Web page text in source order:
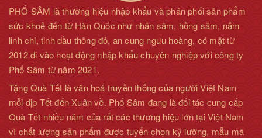
PHỐ SÂM là thương hiệu nhập khẩu và phân phối sản phẩm
sức khoẻ đến từ Hàn Quốc như nhân sâm, hồng sâm, nấm
linh chi, tinh dầu thông đỏ, an cung ngưu hoàng, có mặt từ
2012 đi vào hoạt động nhập khẩu chuyên nghiệp với công ty
Phố Sâm từ năm 2021.
Tặng Quà Tết là văn hoá truyền thống của người Việt Nam
mỗi dịp Tết đến Xuân về. Phố Sâm đang là đối tác cung cấp
Quà Tết nhiều năm của rất các thương hiệu lớn tại Việt Nam
vì chất lượng sản phẩm được tuyển chọn kỹ lưỡng, mẫu mã